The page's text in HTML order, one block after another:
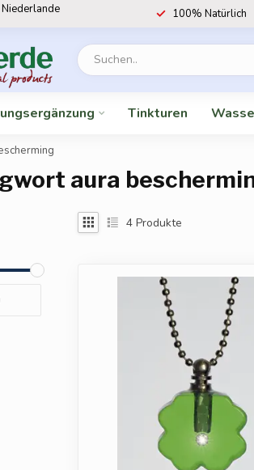
100% Natürlich
Tinkturen
aura
4 Produkte